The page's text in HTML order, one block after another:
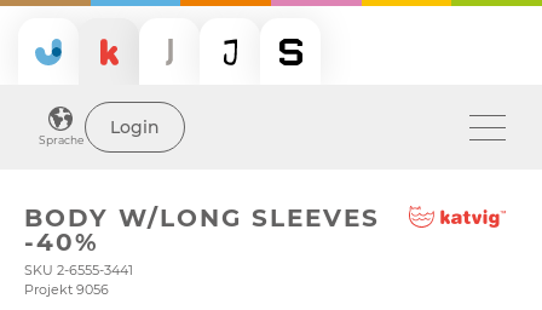
Sprache
Login
BODY W/LONG SLEEVES
-40%
SKU 2-6555-3441
Projekt 9056